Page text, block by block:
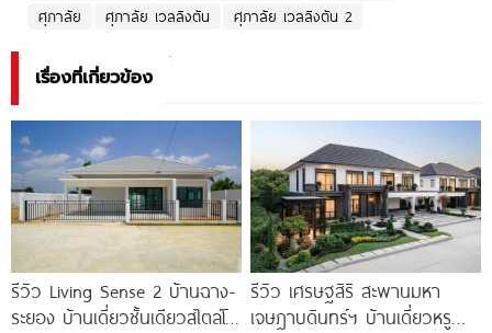
ศุภาลัย
ศุภาลัย เวลลิงตัน ศุภาลัย เวลลิงตัน 2
เรื่องที่เกี่ยวข้อง
รีวิว Living Sense 2 บ้านฉาง-
ระยอง บ้านเดี่ยวชั้นเดียวสไตล์โม
รีวิว เศรษฐสิริ สะพานมหา
เจษฎาบดินทร์ฯ บ้านเดี่ยวหรู